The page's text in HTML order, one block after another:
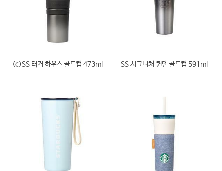
(c)SS 터커 하우스 콜드컵 473ml SS 시그니처 퀸텐 콜드컵 591ml